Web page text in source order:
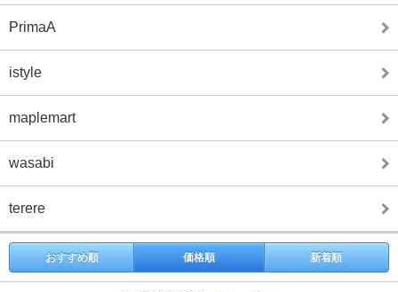
PrimaA
istyle
maplemart
wasabi
terere
おすすめ順 価格順 新着順